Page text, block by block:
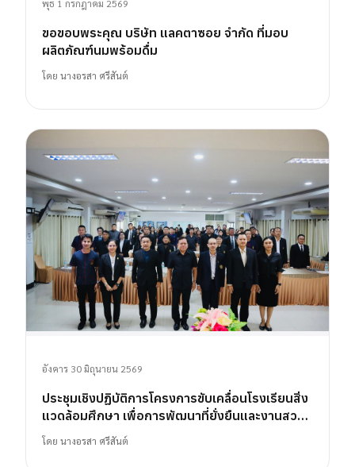
พุธ 1 กรกฎาคม 2569
ขอขอบพระคุณ บริษัท แลคตาซอย จำกัด ที่มอบ
ผลิตภัณฑ์นมพร้อมดื่ม
โดย นางอรสา ศรีสันต์
อังคาร 30 มิถุนายน 2569
ประชุมเชิงปฏิบัติการโครงการขับเคลื่อนโรงเรียนสิ่ง
แวดล้อมศึกษา เพื่อการพัฒนาที่ยั่งยืนและงานสวน
พฤกษศาสตร์โรงเรียน
โดย นางอรสา ศรีสันต์